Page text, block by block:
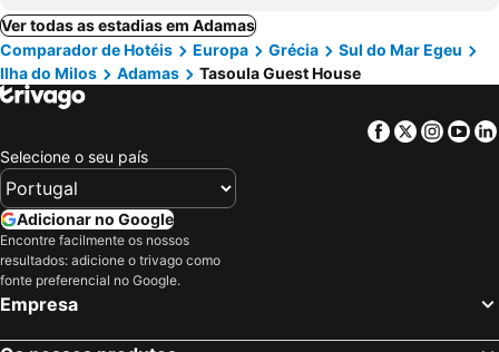
Ver todas as estadias em Adamas
Comparador de Hotéis
Europa Grécia
Sul do Mar Egeu
Ilha do Milos
Adamas Tasoula Guest House
Facebook
Twitter
Selecione o seu país
Adicionar no Google
Encontre facilmente os nossos
resultados: adicione o trivago como
fonte preferencial no Google.
Empresa